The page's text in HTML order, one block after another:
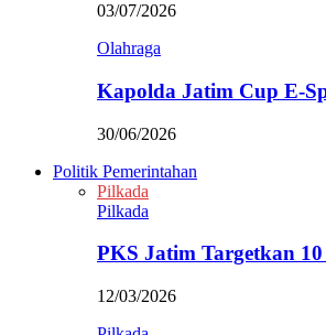
03/07/2026
Olahraga
Kapolda Jatim Cup E-
30/06/2026
Politik Pemerintahan
Pilkada
Pilkada
PKS Jatim Targetkan
12/03/2026